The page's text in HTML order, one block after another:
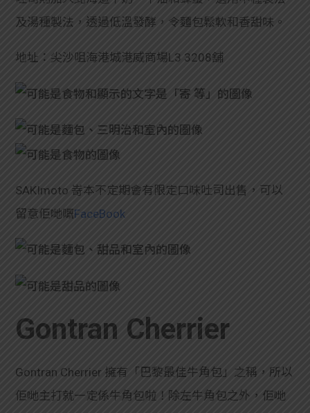
及湯種製法，透過低溫發酵，令麵包鬆軟和香甜味。
地址：尖沙咀海港城港威商場L3 3208舖
SAKImoto 嵜本不定期會有限定口味吐司出售，可以
留意佢哋嘅FaceBook
Gontran Cherrier
Gontran Cherrier 擁有「巴黎最佳牛角包」之稱，所以
佢哋主打就一定係牛角包啦！除左牛角包之外，佢哋